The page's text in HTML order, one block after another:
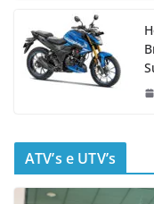
ATV’s e UTV’s